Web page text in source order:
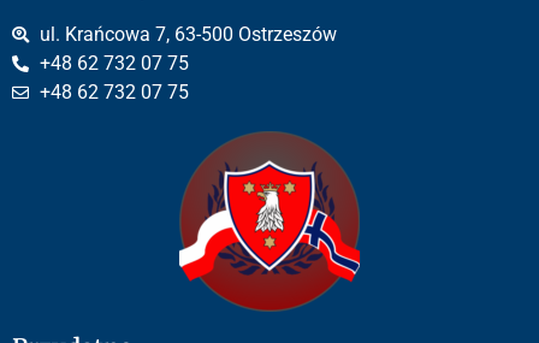
ul. Krańcowa 7, 63-500 Ostrzeszów
+48 62 732 07 75
+48 62 732 07 75